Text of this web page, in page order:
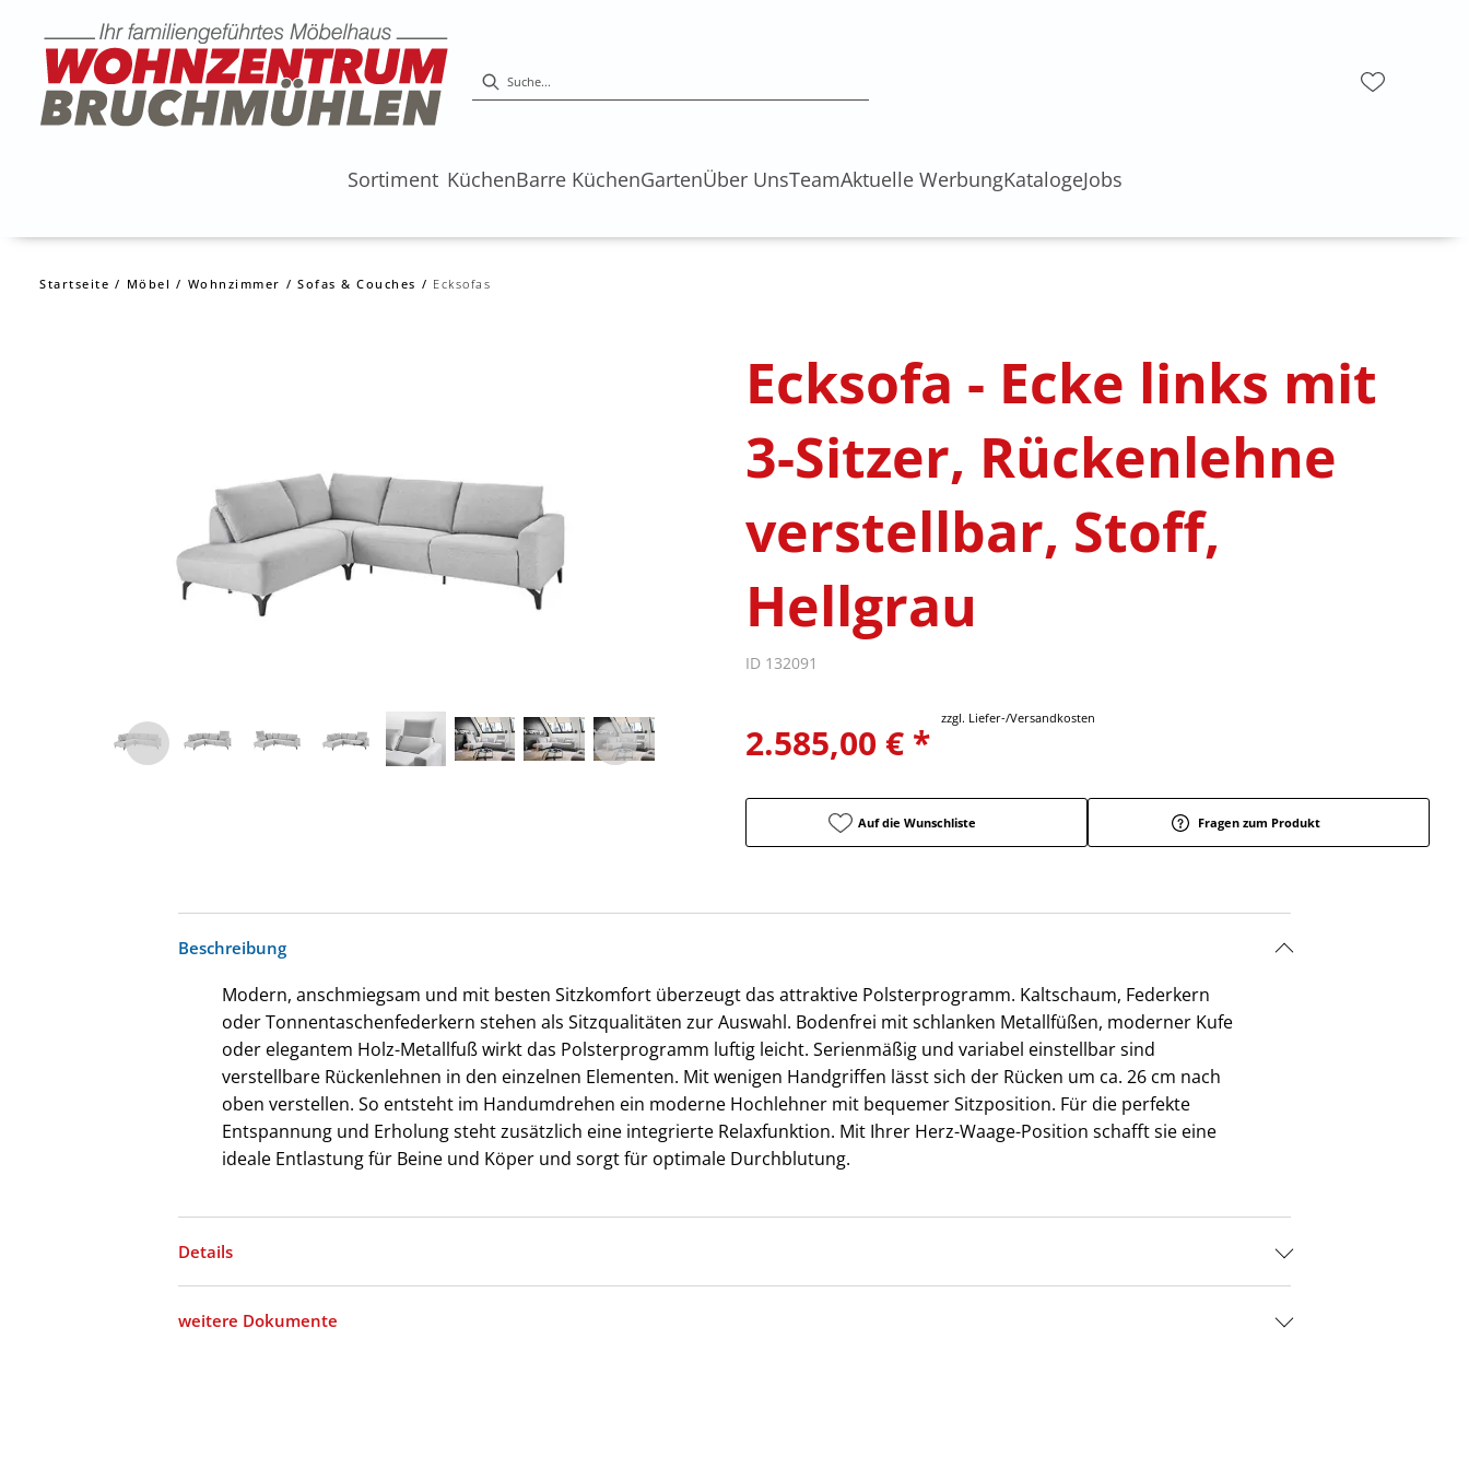
Sortiment KüchenBarre KüchenGartenÜber UnsTeamAktuelle WerbungKatalogeJobs
Startseite Möbel Wohnzimmer Sofas & Couches Ecksofas
Ecksofa - Ecke links mit
3-Sitzer, Rückenlehne
verstellbar, Stoff,
Hellgrau
ID 132091
2.585,00 € *
zzgl. Liefer-/Versandkosten
Auf die Wunschliste Fragen zum Produkt
Beschreibung
Modern, anschmiegsam und mit besten Sitzkomfort überzeugt das attraktive Polsterprogramm. Kaltschaum, Federkern
oder Tonnentaschenfederkern stehen als Sitzqualitäten zur Auswahl. Bodenfrei mit schlanken Metallfüßen, moderner Kufe
oder elegantem Holz-Metallfuß wirkt das Polsterprogramm luftig leicht. Serienmäßig und variabel einstellbar sind
verstellbare Rückenlehnen in den einzelnen Elementen. Mit wenigen Handgriffen lässt sich der Rücken um ca. 26 cm nach
oben verstellen. So entsteht im Handumdrehen ein moderne Hochlehner mit bequemer Sitzposition. Für die perfekte
Entspannung und Erholung steht zusätzlich eine integrierte Relaxfunktion. Mit Ihrer Herz-Waage-Position schafft sie eine
ideale Entlastung für Beine und Köper und sorgt für optimale Durchblutung.
Details
weitere Dokumente